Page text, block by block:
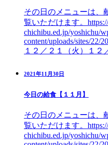
その日のメニューは、
覧いただけます。
chichibu.ed.jp/yoshichu/
content/uploads/sites/22/
１２／２１（火）１
2021年11月30日
今日の給食【１１月】
その日のメニューは、
覧いただけます。
chichibu.ed.jp/yoshichu/